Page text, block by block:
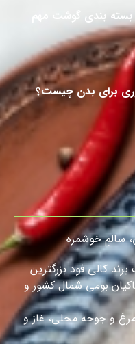
بسته بندی گوشت مهم
سالمِ خوشمزه
کالی فود بزرگترین
بومی شمال کشور و
و جوجه محلی، غاز و